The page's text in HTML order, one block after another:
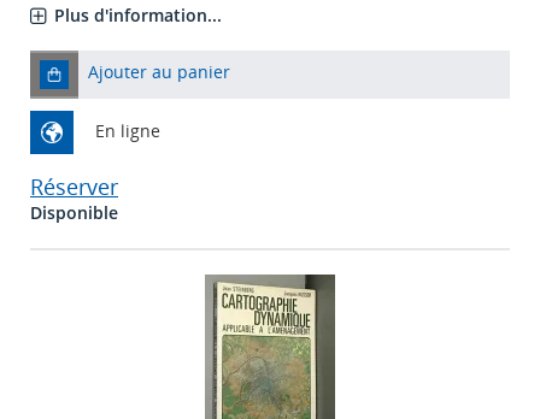
Plus d'information...
Ajouter au panier
En ligne
Réserver
Disponible